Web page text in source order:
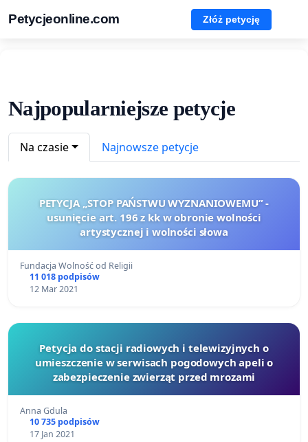
Petycjeonline.com Złóż petycję
Najpopularniejsze petycje
Na czasie Najnowsze petycje
PETYCJA „STOP PAŃSTWU WYZNANIOWEMU” -
usunięcie art. 196 z kk w obronie wolności
artystycznej i wolności słowa
Fundacja Wolność od Religii
11 018 podpisów
12 Mar 2021
Petycja do stacji radiowych i telewizyjnych o
umieszczenie w serwisach pogodowych apeli o
zabezpieczenie zwierząt przed mrozami
Anna Gdula
10 735 podpisów
17 Jan 2021